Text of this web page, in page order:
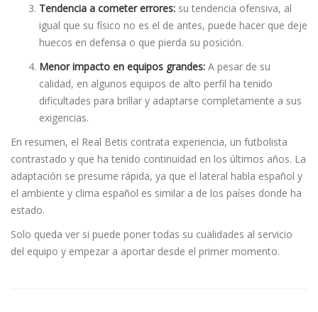
Tendencia a cometer errores: su tendencia ofensiva, al
igual que su físico no es el de antes, puede hacer que deje
huecos en defensa o que pierda su posición.
Menor impacto en equipos grandes: A pesar de su
calidad, en algunos equipos de alto perfil ha tenido
dificultades para brillar y adaptarse completamente a sus
exigencias.
En resumen, el Real Betis contrata experiencia, un futbolista
contrastado y que ha tenido continuidad en los últimos años. La
adaptación se presume rápida, ya que el lateral habla español y
el ambiente y clima español es similar a de los países donde ha
estado.
Solo queda ver si puede poner todas su cualidades al servicio
del equipo y empezar a aportar desde el primer momento.